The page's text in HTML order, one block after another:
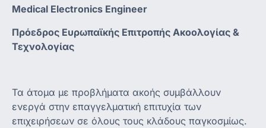
Medical Electronics Engineer
Πρόεδρος Ευρωπαϊκής Επιτροπής Ακοολογίας &
Τεχνολογίας
Τα άτομα με προβλήματα ακοής συμβάλλουν
ενεργά στην επαγγελματική επιτυχία των
επιχειρήσεων σε όλους τους κλάδους παγκοσμίως.